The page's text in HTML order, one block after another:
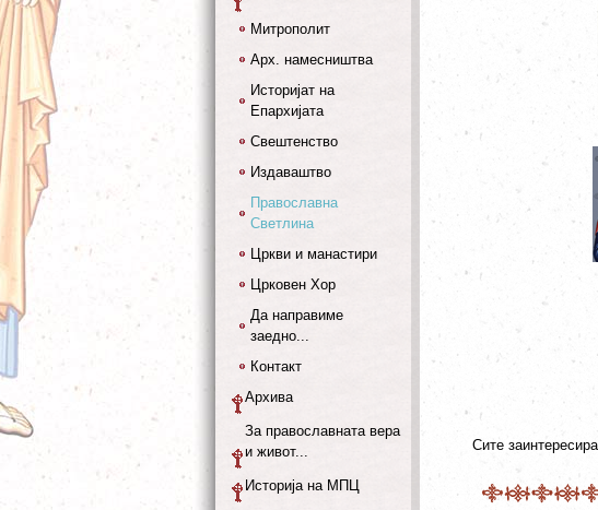
Сите
Митрополит
Арх. намесништва
Историјат на
Епархијата
Свештенство
Издаваштво
Православна
Светлина
Цркви и манастири
Црковен Хор
Да направиме
заедно...
Контакт
Архива
За православната вера
и живот...
Историја на МПЦ